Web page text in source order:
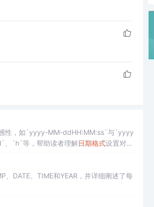
性，如`yyyy-MM-ddHH:MM:ss`与`yyyy
`h`等，帮助读者理解日期格式设置对时
、DATE、TIME和YEAR，并详细阐述了每